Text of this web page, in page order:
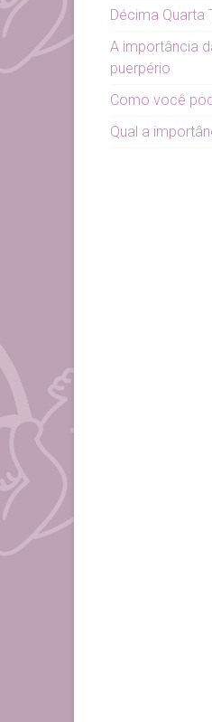
Décima Quarta
A importância
puerpério
Como você
Qual a